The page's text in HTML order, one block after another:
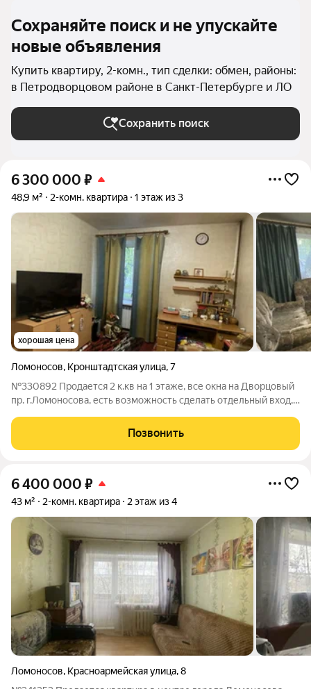
Сохраняйте поиск и не упускайте
новые объявления
Купить квартиру, 2-комн., тип сделки: обмен, районы:
в Петродворцовом районе в Санкт-Петербурге и ЛО
Сохранить поиск
6 300 000 ₽
48,9 м² 2-комн. квартира 1 этаж из 3
хорошая цена
Ломоносов, Кронштадтская улица,7
№330892 Продается 2 к.кв на 1 этаже, все окна на Дворцовый
пр. г.Ломоносова, есть возможность сделать отдельный вход,
квартира, требуется косметического ремонта, состояние
удовлетворительное,
Позвонить
6 400 000 ₽
43 м² 2-комн. квартира 2 этаж из 4
Ломоносов, Красноармейская улица,8